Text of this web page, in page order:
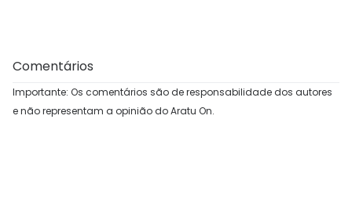
Comentários
Importante: Os comentários são de responsabilidade dos autores
e não representam a opinião do Aratu On.